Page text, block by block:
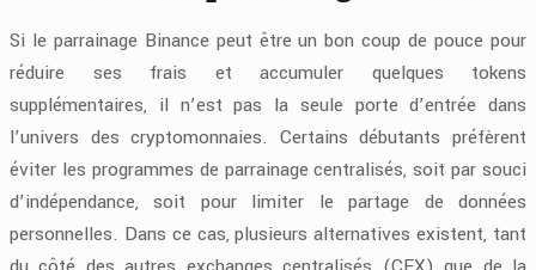
Si le parrainage Binance peut être un bon coup de pouce pour
réduire ses frais et accumuler quelques tokens
supplémentaires, il n’est pas la seule porte d’entrée dans
l’univers des cryptomonnaies. Certains débutants préfèrent
éviter les programmes de parrainage centralisés, soit par souci
d’indépendance, soit pour limiter le partage de données
personnelles. Dans ce cas, plusieurs alternatives existent, tant